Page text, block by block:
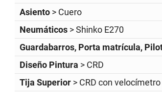
Asiento > Cuero
Neumáticos > Shinko E270
Guardabarros, Porta matrícula,
Diseño Pintura > CRD
Tija Superior > CRD con